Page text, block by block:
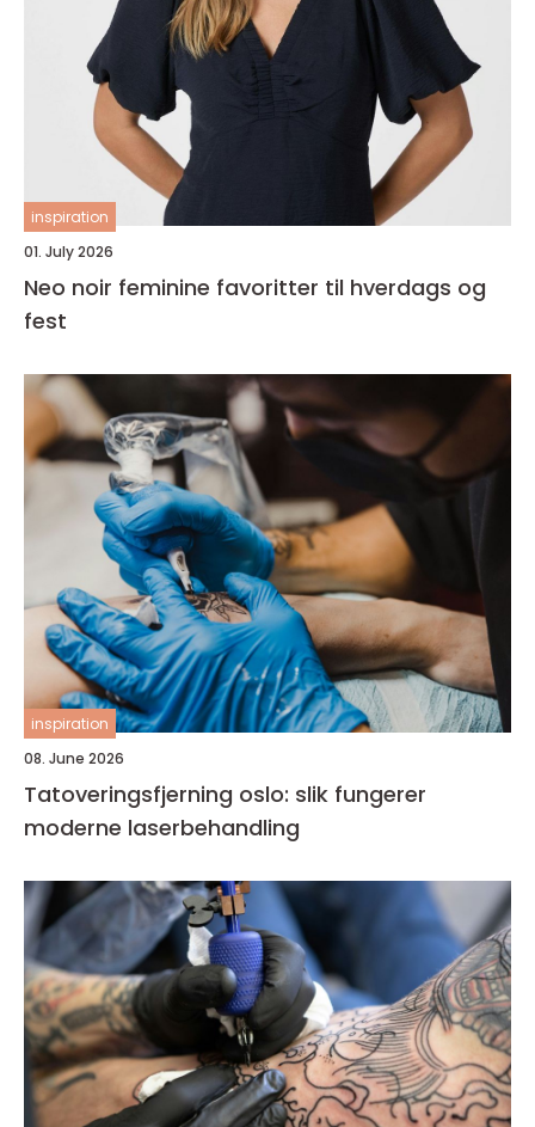
inspiration
01. July 2026
Neo noir feminine favoritter til hverdags og
fest
inspiration
08. June 2026
Tatoveringsfjerning oslo: slik fungerer
moderne laserbehandling